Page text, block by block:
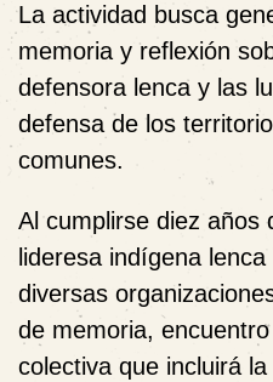
La actividad busca
memoria y reflexión
defensora lenca y las
defensa de los
comunes.
Al cumplirse diez años
lideresa indígena
diversas
de memoria,
colectiva que incluirá la